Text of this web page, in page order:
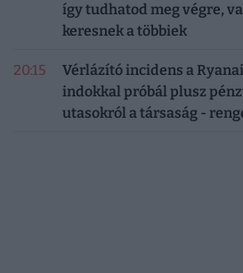
így tudhatod meg végre,
keresnek a többiek
20:15
Vérlázító incidens a
indokkal próbál plusz
utasokról a társaság -